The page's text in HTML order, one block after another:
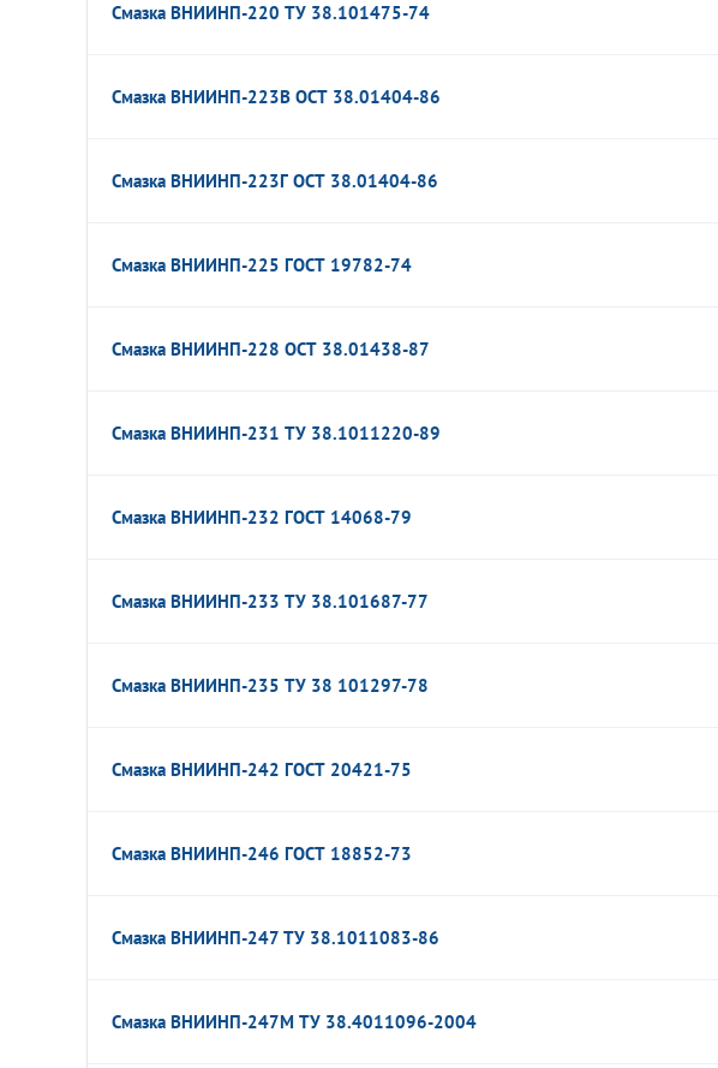
Смазка ВНИИНП-220 ТУ 38.101475-74
Смазка ВНИИНП-223В ОСТ 38.01404-86
Смазка ВНИИНП-223Г ОСТ 38.01404-86
Смазка ВНИИНП-225 ГОСТ 19782-74
Смазка ВНИИНП-228 ОСТ 38.01438-87
Смазка ВНИИНП-231 ТУ 38.1011220-89
Смазка ВНИИНП-232 ГОСТ 14068-79
Смазка ВНИИНП-233 ТУ 38.101687-77
Смазка ВНИИНП-235 ТУ 38 101297-78
Смазка ВНИИНП-242 ГОСТ 20421-75
Смазка ВНИИНП-246 ГОСТ 18852-73
Смазка ВНИИНП-247 ТУ 38.1011083-86
Смазка ВНИИНП-247М ТУ 38.4011096-2004